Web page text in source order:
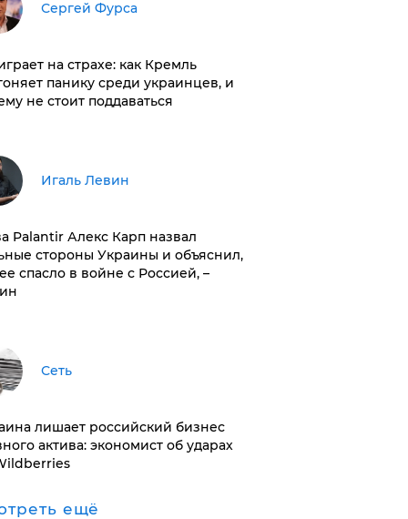
Сергей Фурса
на страхе: как Кремль
панику среди украинцев, и
не стоит поддаваться
Игаль Левин
Palantir Алекс Карп назвал
стороны Украины и объяснил,
спасло в войне с Россией, –
Сеть
лишает российский бизнес
актива: экономист об ударах
ещё